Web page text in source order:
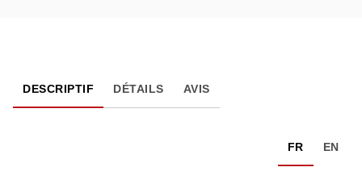
DESCRIPTIF DÉTAILS AVIS
FR EN